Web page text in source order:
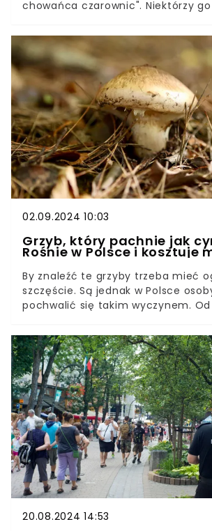
chowańca czarownic". Niektórzy
pojawił się w polskich lasach, jest
wielu grzybiarzy. Lasy Państwowe
czym mamy do czynienia.
02.09.2024 10:03
Grzyb, który pachnie jak
Rośnie w Polsce i kosztuje
By znaleźć te grzyby trzeba mieć
szczęście. Są jednak w Polsce
pochwalić się takim wyczynem.
wróciła gąska sosnowa. To grzyb,
krajach świata osiąga zawrotne
się nietypowym zapachem.
20.08.2024 14:53